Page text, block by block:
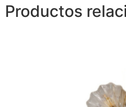
Productos